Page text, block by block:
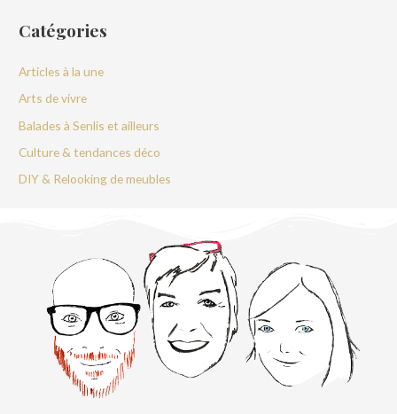
Catégories
Articles à la une
Arts de vivre
Balades à Senlis et ailleurs
Culture & tendances déco
DIY & Relooking de meubles